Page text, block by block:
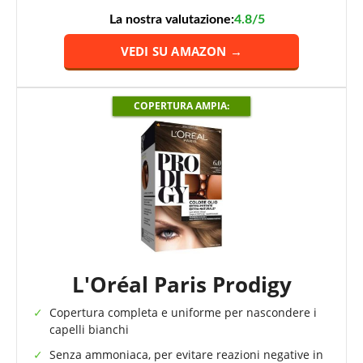
La nostra valutazione:4.8/5
VEDI SU AMAZON →
COPERTURA AMPIA:
L'Oréal Paris Prodigy
Copertura completa e uniforme per nascondere i
capelli bianchi
Senza ammoniaca, per evitare reazioni negative in